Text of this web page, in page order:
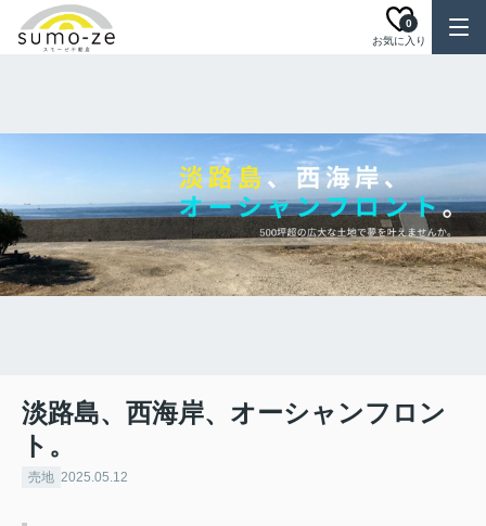
お気に入り
0
淡路島、西海岸、オーシャンフロン
ト。
売地 2025.05.12